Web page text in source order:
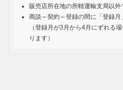
販売店所在地の所轄運輸支局以外
商談～契約～登録の間に「登録月
（登録月が3月から4月にずれる
ります）